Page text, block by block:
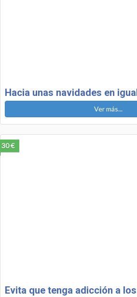
Hacia unas navidades en
Ver más...
30 €
Evita que tenga adicción a